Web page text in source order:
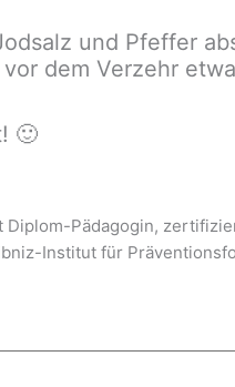
und Pfeffer
dem Verzehr
🙂
Diplom-Pädagogin,
Institut für